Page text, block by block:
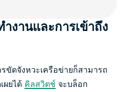
งานและการเข้าถึง
ขัดจังหวะเครือข่ายก็สามารถ
ผยได้ คิลสวิตช์ จะบล็อก